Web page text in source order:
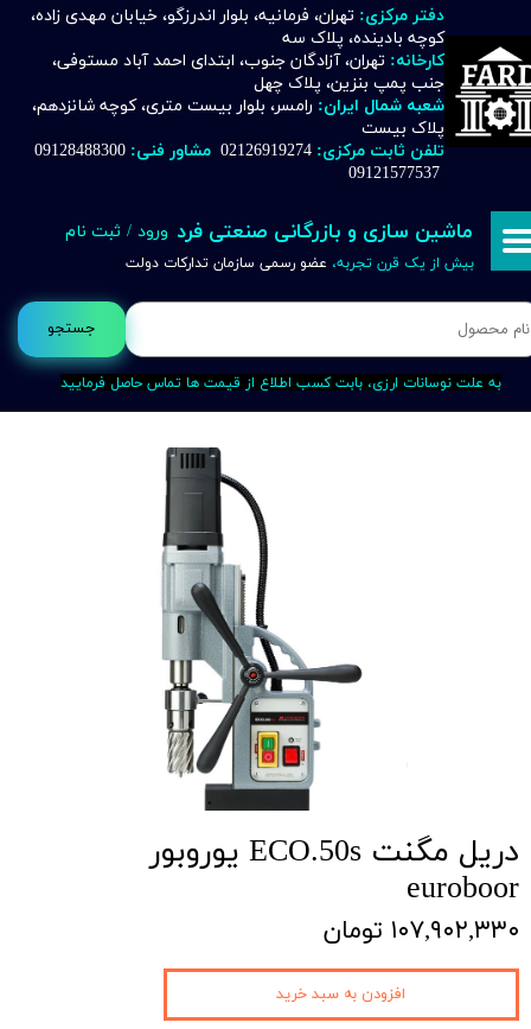
جستجو
دفتر مرکزی: تهران، فرمانیه، بلوار اندرزگو، خیابان مهدی زاده،
کوچه بادینده، پلاک سه
کارخانه: تهران، آزادگان جنوب، ابتدای احمد آباد مستوفی،
جنب پمپ بنزین، پلاک چهل
شعبه شمال ایران: رامسر، بلوار بیست متری، کوچه شانزدهم،
پلاک بیست
تلفن ثابت مرکزی: 02126919274 مشاور فنی:
09121577537
ماشین سازی و بازرگانی صنعتی فرد
بیش از یک قرن تجربه، عضو رسمی سازمان تدارکات دولت
ورود / ثبت نام
حساب کاربری من
تغییر گذر واژه
خروج از حساب کاربری
به علت نوسانات ارزی، بابت کسب اطلاع از قیمت ها تماس حاصل فرمایید
دریل مگنت ECO.50s یوروبور
euroboor
۱۰۷,۹۰۲,۳۳۰ تومان
افزودن به سبد خرید